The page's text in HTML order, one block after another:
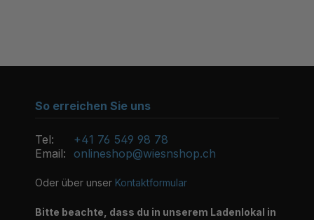
So erreichen Sie uns
Tel:
+41 76 549 98 78
Email: onlineshop@wiesnshop.ch
Oder über unser Kontaktformular
Bitte beachte, dass du in unserem Ladenlokal in